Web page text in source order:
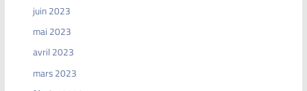
juin 2023
mai 2023
avril 2023
mars 2023